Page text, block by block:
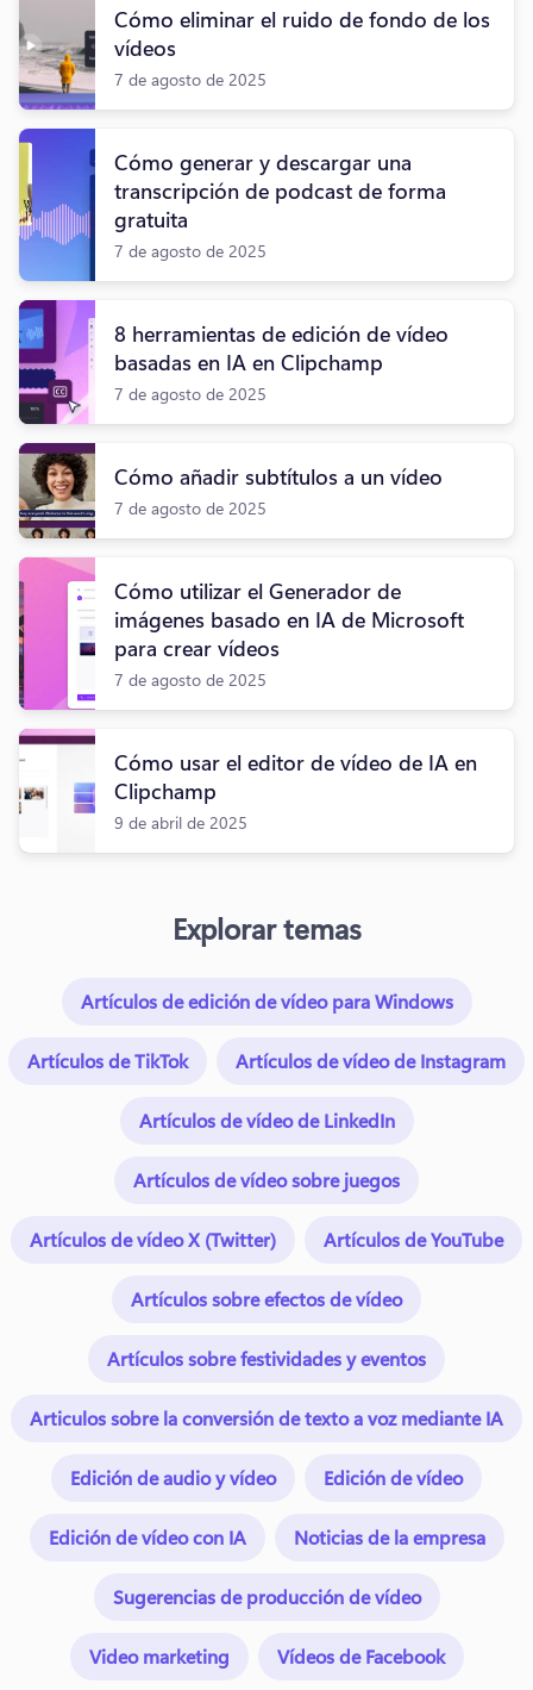
Cómo eliminar el ruido de fondo de los
vídeos
7 de agosto de 2025
Cómo generar y descargar una
transcripción de podcast de forma
gratuita
7 de agosto de 2025
8 herramientas de edición de vídeo
basadas en IA en Clipchamp
7 de agosto de 2025
Cómo añadir subtítulos a un vídeo
7 de agosto de 2025
Cómo utilizar el Generador de
imágenes basado en IA de Microsoft
para crear vídeos
7 de agosto de 2025
Cómo usar el editor de vídeo de IA en
Clipchamp
9 de abril de 2025
Explorar temas
Artículos de edición de vídeo para Windows
Artículos de TikTok Artículos de vídeo de Instagram
Artículos de vídeo de LinkedIn
Artículos de vídeo sobre juegos
Artículos de vídeo X (Twitter) Artículos de YouTube
Artículos sobre efectos de vídeo
Artículos sobre festividades y eventos
Articulos sobre la conversión de texto a voz mediante IA
Edición de audio y vídeo Edición de vídeo
Edición de vídeo con IA Noticias de la empresa
Sugerencias de producción de vídeo
Video marketing Vídeos de Facebook